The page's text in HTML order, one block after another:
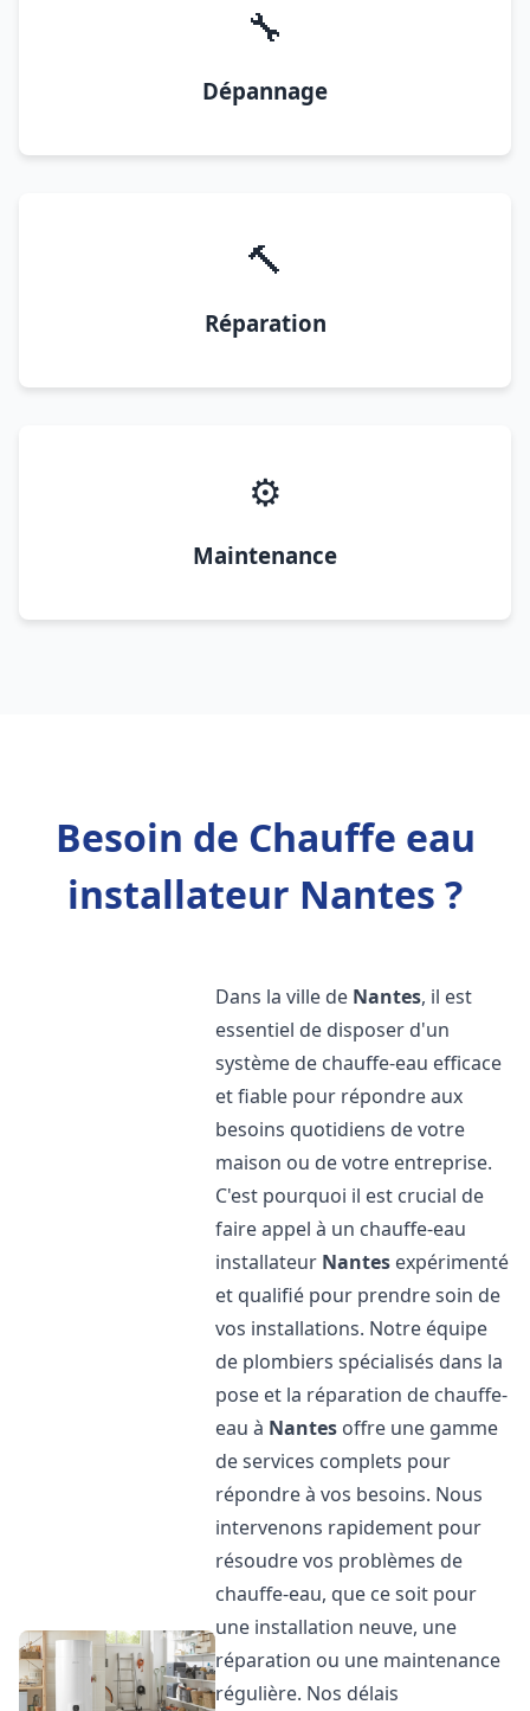
🔧
Dépannage
🔨
Réparation
⚙️
Maintenance
Besoin de Chauffe eau
installateur Nantes ?
Dans la ville de Nantes, il est
essentiel de disposer d'un
système de chauffe-eau efficace
et fiable pour répondre aux
besoins quotidiens de votre
maison ou de votre entreprise.
C'est pourquoi il est crucial de
faire appel à un chauffe-eau
installateur Nantes expérimenté
et qualifié pour prendre soin de
vos installations. Notre équipe
de plombiers spécialisés dans la
pose et la réparation de chauffe-
eau à Nantes offre une gamme
de services complets pour
répondre à vos besoins. Nous
intervenons rapidement pour
résoudre vos problèmes de
chauffe-eau, que ce soit pour
une installation neuve, une
réparation ou une maintenance
régulière. Nos délais